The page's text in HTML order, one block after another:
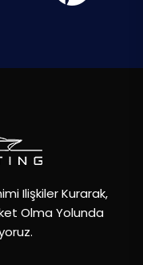
Ilişkiler Kurarak,
Olma Yolunda